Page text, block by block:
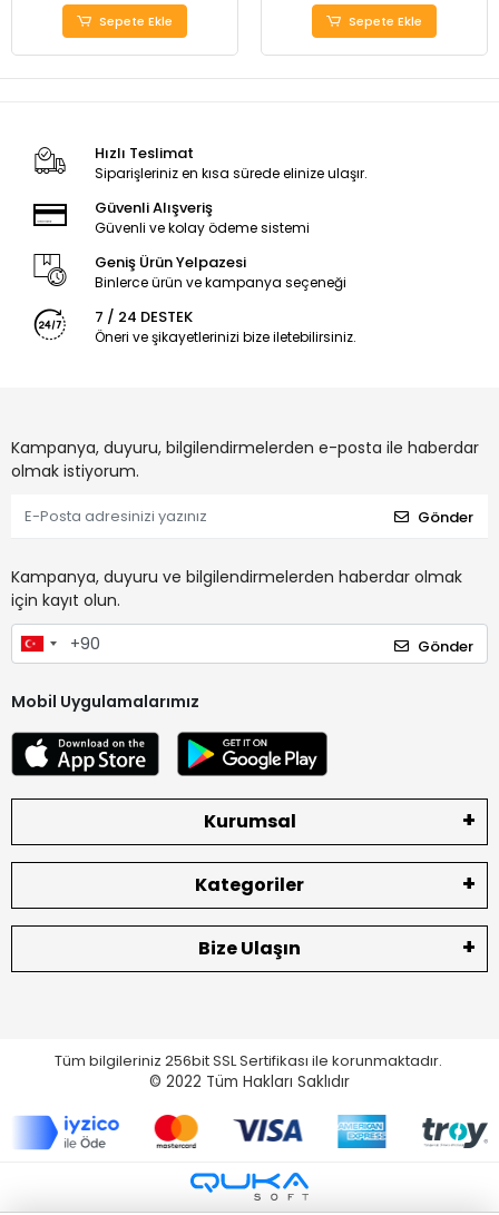
Sepete Ekle Sepete Ekle
Hızlı Teslimat
Siparişleriniz en kısa sürede elinize ulaşır.
Güvenli Alışveriş
Güvenli ve kolay ödeme sistemi
Geniş Ürün Yelpazesi
Binlerce ürün ve kampanya seçeneği
7 / 24 DESTEK
Öneri ve şikayetlerinizi bize iletebilirsiniz.
Kampanya, duyuru, bilgilendirmelerden e-posta ile haberdar
olmak istiyorum.
Gönder
Kampanya, duyuru ve bilgilendirmelerden haberdar olmak
için kayıt olun.
Gönder
Mobil Uygulamalarımız
Kurumsal
Kategoriler
Bize Ulaşın
Tüm bilgileriniz 256bit SSL Sertifikası ile korunmaktadır.
© 2022 Tüm Hakları Saklıdır